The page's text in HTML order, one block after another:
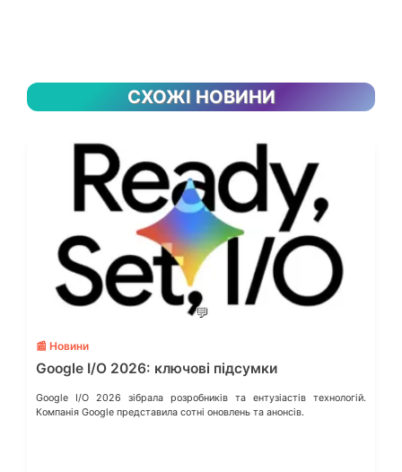
СХОЖІ НОВИНИ
💬
📰 Новини
Google I/O 2026: ключові підсумки
Google I/O 2026 зібрала розробників та ентузіастів технологій.
Компанія Google представила сотні оновлень та анонсів.